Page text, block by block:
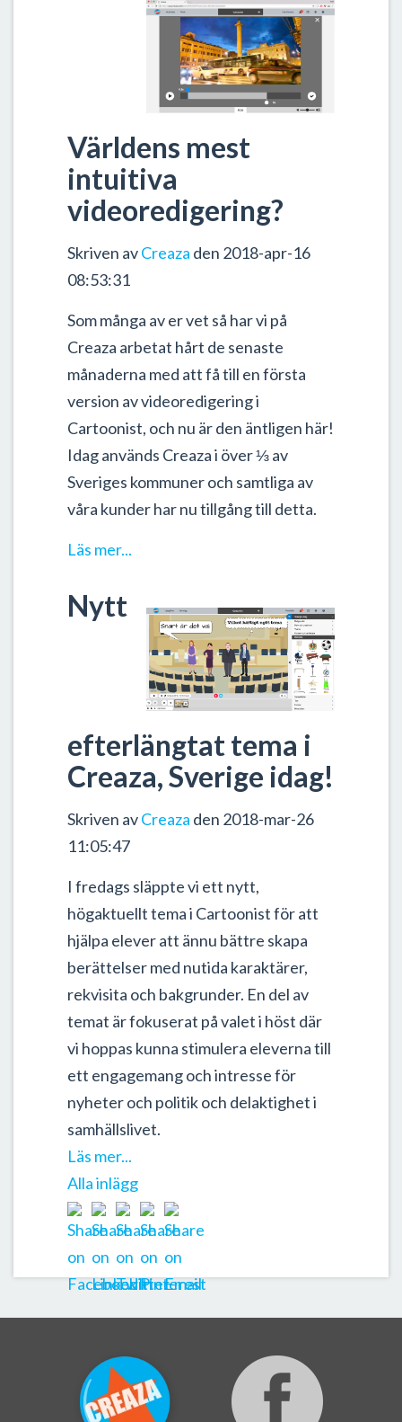
Världens mest
intuitiva
videoredigering?
Skriven avCreaza den 2018-apr-16
08:53:31
Som många av er vet så har vi på
Creaza arbetat hårt de senaste
månaderna med att få till en första
version av videoredigering i
Cartoonist, och nu är den äntligen här!
Idag används Creaza i över ⅓ av
Sveriges kommuner och samtliga av
våra kunder har nu tillgång till detta.
Läs mer...
Nytt
efterlängtat tema i
Creaza, Sverige idag!
Skriven avCreaza den 2018-mar-26
11:05:47
I fredags släppte vi ett nytt,
högaktuellt tema i Cartoonist för att
hjälpa elever att ännu bättre skapa
berättelser med nutida karaktärer,
rekvisita och bakgrunder. En del av
temat är fokuserat på valet i höst där
vi hoppas kunna stimulera eleverna till
ett engagemang och intresse för
nyheter och politik och delaktighet i
samhällslivet.
Läs mer...
Alla inlägg